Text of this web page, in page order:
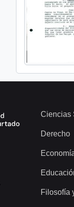
Ciencias
Derecho
Filosofía